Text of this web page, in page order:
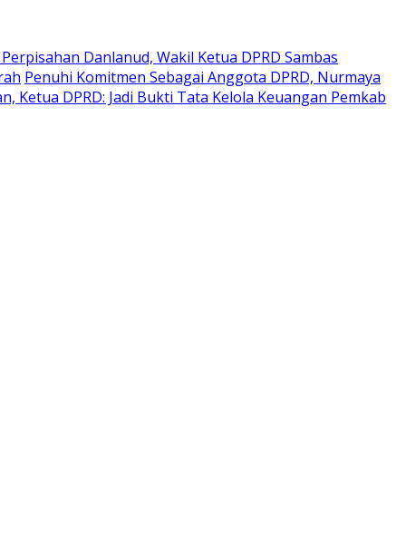
Danlanud, Wakil Ketua DPRD Sambas
Penuhi Komitmen Sebagai Anggota DPRD, Nurmaya
Ketua DPRD: Jadi Bukti Tata Kelola Keuangan Pemkab